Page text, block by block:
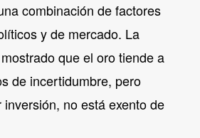
combinación de factores
y de mercado. La
que el oro tiende a
de incertidumbre, pero
no está exento de